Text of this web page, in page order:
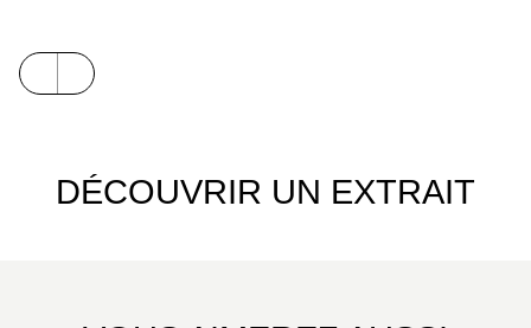
DÉCOUVRIR UN EXTRAIT